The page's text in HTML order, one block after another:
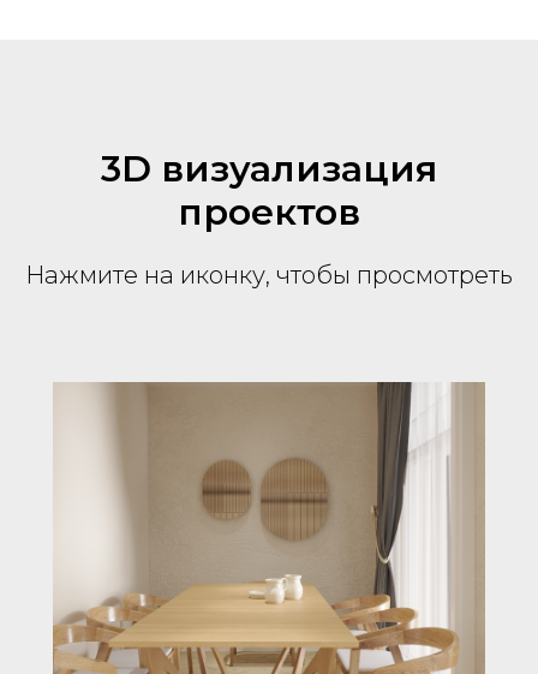
3D визуализация
проектов
Нажмите на иконку, чтобы просмотреть